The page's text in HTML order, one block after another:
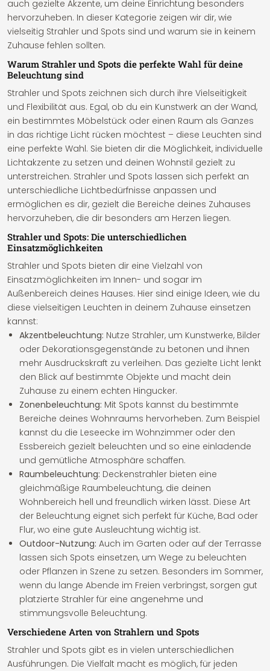
auch gezielte Akzente, um deine Einrichtung besonders
hervorzuheben. In dieser Kategorie zeigen wir dir, wie
vielseitig Strahler und Spots sind und warum sie in keinem
Zuhause fehlen sollten.
Warum Strahler und Spots die perfekte Wahl für deine
Beleuchtung sind
Strahler und Spots zeichnen sich durch ihre Vielseitigkeit
und Flexibilität aus. Egal, ob du ein Kunstwerk an der Wand,
ein bestimmtes Möbelstück oder einen Raum als Ganzes
in das richtige Licht rücken möchtest – diese Leuchten sind
eine perfekte Wahl. Sie bieten dir die Möglichkeit, individuelle
Lichtakzente zu setzen und deinen Wohnstil gezielt zu
unterstreichen. Strahler und Spots lassen sich perfekt an
unterschiedliche Lichtbedürfnisse anpassen und
ermöglichen es dir, gezielt die Bereiche deines Zuhauses
hervorzuheben, die dir besonders am Herzen liegen.
Strahler und Spots: Die unterschiedlichen
Einsatzmöglichkeiten
Strahler und Spots bieten dir eine Vielzahl von
Einsatzmöglichkeiten im Innen- und sogar im
Außenbereich deines Hauses. Hier sind einige Ideen, wie du
diese vielseitigen Leuchten in deinem Zuhause einsetzen
kannst:
Akzentbeleuchtung: Nutze Strahler, um Kunstwerke, Bilder
oder Dekorationsgegenstände zu betonen und ihnen
mehr Ausdruckskraft zu verleihen. Das gezielte Licht lenkt
den Blick auf bestimmte Objekte und macht dein
Zuhause zu einem echten Hingucker.
Zonenbeleuchtung: Mit Spots kannst du bestimmte
Bereiche deines Wohnraums hervorheben. Zum Beispiel
kannst du die Leseecke im Wohnzimmer oder den
Essbereich gezielt beleuchten und so eine einladende
und gemütliche Atmosphäre schaffen.
Raumbeleuchtung: Deckenstrahler bieten eine
gleichmäßige Raumbeleuchtung, die deinen
Wohnbereich hell und freundlich wirken lässt. Diese Art
der Beleuchtung eignet sich perfekt für Küche, Bad oder
Flur, wo eine gute Ausleuchtung wichtig ist.
Outdoor-Nutzung: Auch im Garten oder auf der Terrasse
lassen sich Spots einsetzen, um Wege zu beleuchten
oder Pflanzen in Szene zu setzen. Besonders im Sommer,
wenn du lange Abende im Freien verbringst, sorgen gut
platzierte Strahler für eine angenehme und
stimmungsvolle Beleuchtung.
Verschiedene Arten von Strahlern und Spots
Strahler und Spots gibt es in vielen unterschiedlichen
Ausführungen. Die Vielfalt macht es möglich, für jeden